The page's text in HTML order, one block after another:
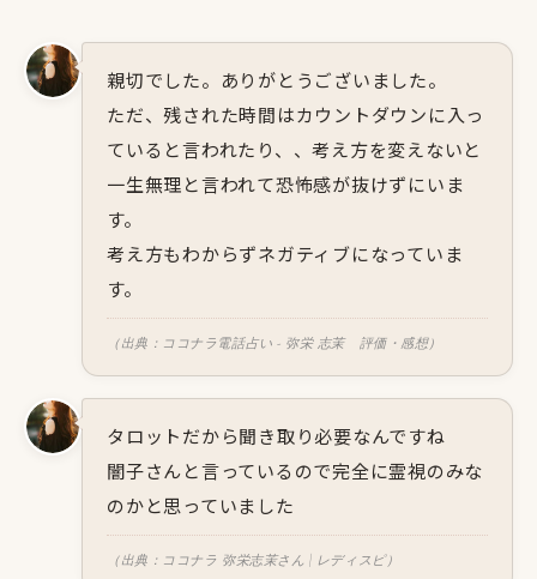
親切でした。ありがとうございました。
ただ、残された時間はカウントダウンに入っ
ていると言われたり、、考え方を変えないと
一生無理と言われて恐怖感が抜けずにいま
す。
考え方もわからずネガティブになっていま
す。
（出典：ココナラ電話占い - 弥栄 志茉 評価・感想）
タロットだから聞き取り必要なんですね
闇子さんと言っているので完全に霊視のみな
のかと思っていました
（出典：ココナラ 弥栄志茉さん | レディスピ）